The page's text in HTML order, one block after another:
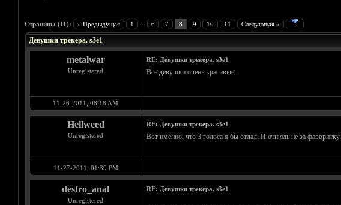
Страницы (11): « Предыдущая 1 6 7 8 9 10 11 Следующая »
Голосов: 18 - Средняя оценка: 4.67
1
2
3
4
5
Девушки трекера. s3e1
metalwar
Unregistered
RE: Девушки трекера. s3e1
Все девушки очень красивые .
11-26-2011, 08:18 AM
Hellweed
Unregistered
RE: Девушки трекера. s3e1
Вот именно, что 3 голоса я бы отдал. И отнюдь не за фаворитку.
11-27-2011, 01:39 PM
destro_anal
Unregistered
RE: Девушки трекера. s3e1